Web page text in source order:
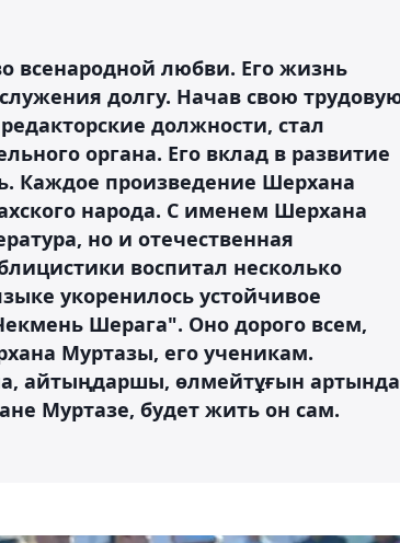
всенародной любви. Его жизнь
долгу. Начав свою
должности, стал
органа. Его вклад в развитие
Каждое произведение Шерхана
народа. С именем Шерхана
но и отечественная
воспитал несколько
укоренилось устойчивое
Шерага". Оно дорого всем,
Муртазы, его ученикам.
айтыңдаршы, өлмейтұғын артында
Муртазе, будет жить он сам.